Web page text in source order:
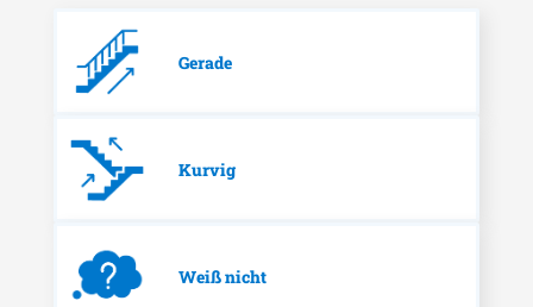
Gerade
Kurvig
Weiß nicht